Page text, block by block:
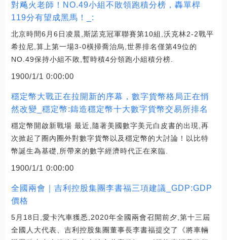
對飚火老師！NO.49小組不敗領跑積分榜，轟單桿
119分有望成黑馬！_:
北京時間6月6日凌晨,斯諾克冠軍聯賽第10組,沃克林2-2戰平
希拉尼,算上第一場3-0橫掃喬治烏,世界排名僅第49位的
NO.49保持小組不敗,暫時積4分領跑小組積分榜.
1900/1/1 0:00:00
穩定幣大戰正在拉開新的序幕，數字貨幣格局正在悄
然改變_穩定幣:鑄造穩定幣十大數字貨幣交易所排名
穩定幣開啟新戰場 最近,隨著美國數字美元白皮書的出現,再
次掀起了圈內圈外對數字貨幣以及穩定幣的大討論！以比特
幣誕生為基礎,所帶來的數字經濟時代正在來臨.
1900/1/1 0:00:00
全國兩會｜吉利控股集團李書福三項建議_GDP:GDP
價格
5月18日,愛卡汽車獲悉,2020年全國兩會召開前夕,第十三屆
全國人大代表、吉利控股集團董事長李書福提交了《將車輛